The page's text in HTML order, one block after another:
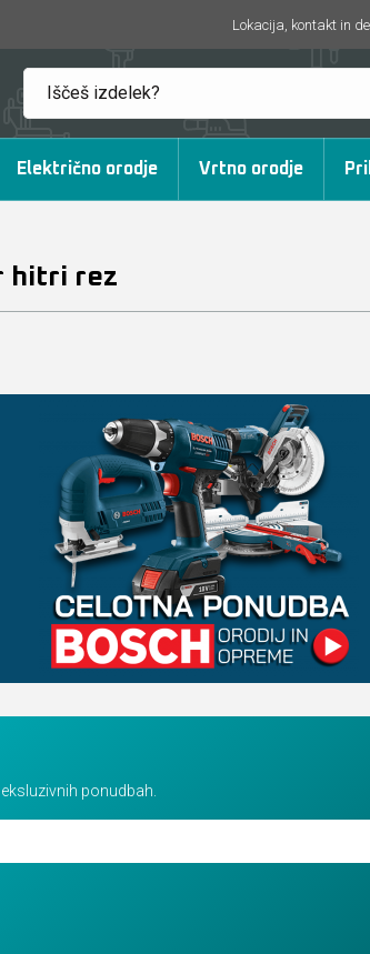
Lokacija, kontakt in
Električno orodje Vrtno orodje
ponudbah.
hitri rez